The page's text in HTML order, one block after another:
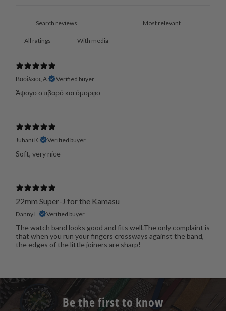
With media
Βασίλειος Α. Verified buyer
Άψογο στιβαρό και όμορφο
Juhani K. Verified buyer
Soft, very nice
22mm Super-J for the Kamasu
Danny L. Verified buyer
The watch band looks good and fits well.The only complaint is
that when you run your fingers crossways against the band,
the edges of the little joiners are sharp!
Be the first to know